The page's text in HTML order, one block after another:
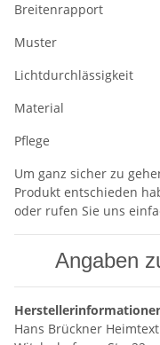
Breitenrapport
Muster
Lichtdurchlässigkeit
Material
Pflege
Um ganz sicher zu
Produkt entschieden
oder rufen Sie uns
Angaben
Hans Brückner